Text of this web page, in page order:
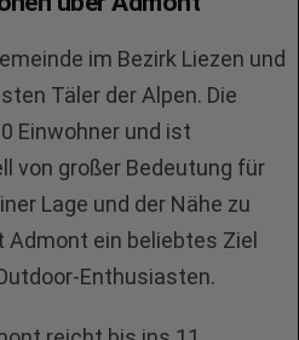
im Bezirk Liezen und
Täler der Alpen. Die
Einwohner und ist
von großer Bedeutung für
Lage und der Nähe zu
ein beliebtes Ziel
Enthusiasten.